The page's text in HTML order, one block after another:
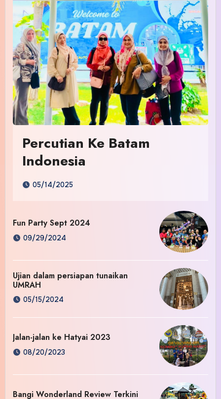
Percutian Ke Batam
Indonesia
05/14/2025
Fun Party Sept 2024
09/29/2024
Ujian dalam persiapan tunaikan
UMRAH
05/15/2024
Jalan-jalan ke Hatyai 2023
08/20/2023
Bangi Wonderland Review Terkini